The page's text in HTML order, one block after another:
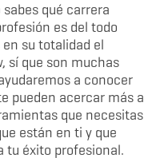
qué carrera
es del todo
su totalidad el
sí que son muchas
a conocer
pueden acercar más a
que necesitas
están en ti y que
tu éxito profesional.